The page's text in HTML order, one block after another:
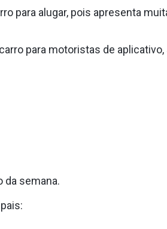
para alugar, pois apresenta
para motoristas de
da semana.